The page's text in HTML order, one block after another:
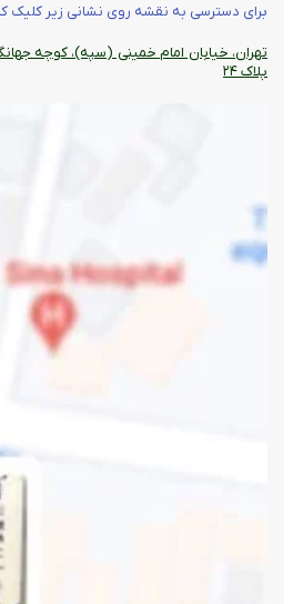
برای دسترسی به نقشه روی نشانی زیر کلیک
تهران، خیابان امام خمینی (سپه)، کوچه
پلاک ۲۴